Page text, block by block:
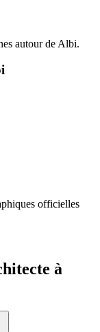
autour de Albi.
officielles
à